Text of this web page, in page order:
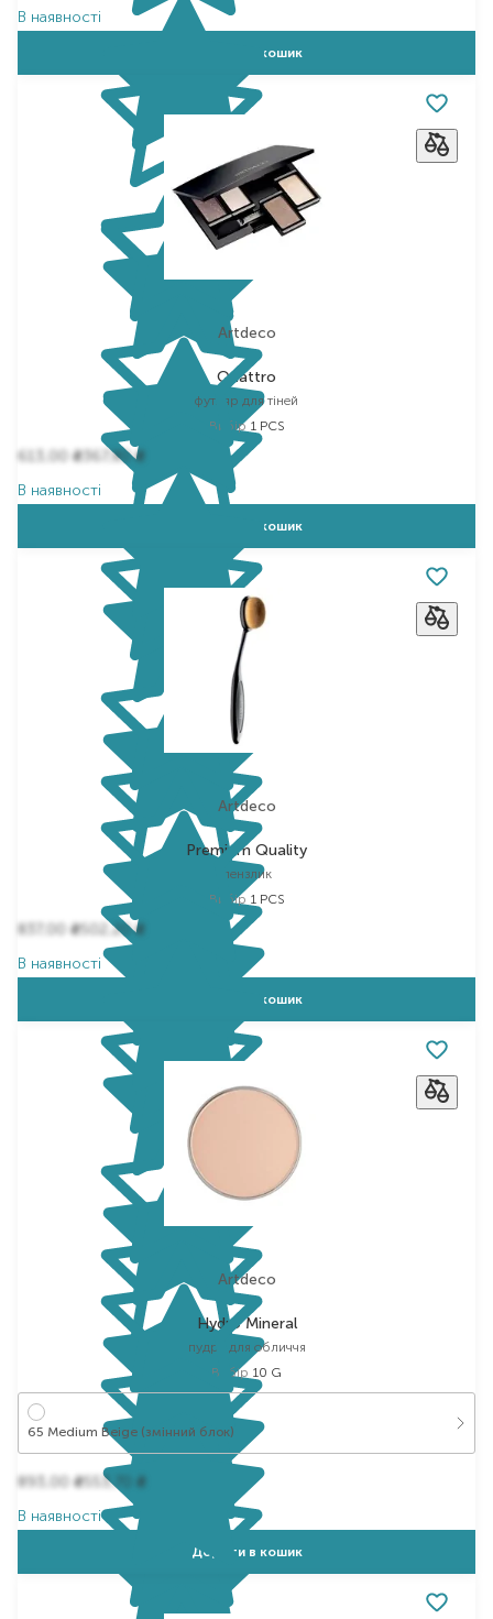
В наявності
Додати в кошик
Artdeco
Quattro
футляр для тіней
Вибір 1 PCS
613,00₴ 367,80₴
В наявності
Додати в кошик
Artdeco
Premium Quality
пензлик
Вибір 1 PCS
837,00₴502,20₴
В наявності
Додати в кошик
Artdeco
Hydro Mineral
пудра для обличчя
Вибір 10 G
65 Medium Beige (змінний блок)
893,00₴553,70
₴
В наявності
Додати в кошик